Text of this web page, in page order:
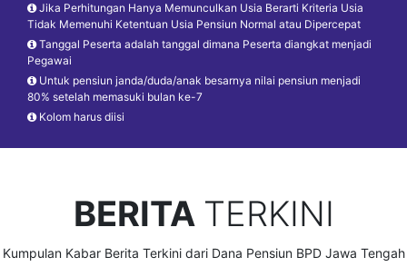
Jika Perhitungan Hanya Memunculkan Usia Berarti Kriteria Usia
Tidak Memenuhi Ketentuan Usia Pensiun Normal atau Dipercepat
Tanggal Peserta adalah tanggal dimana Peserta diangkat menjadi
Pegawai
Untuk pensiun janda/duda/anak besarnya nilai pensiun menjadi
80% setelah memasuki bulan ke-7
Kolom harus diisi
BERITA TERKINI
Kumpulan Kabar Berita Terkini dari Dana Pensiun BPD Jawa Tengah